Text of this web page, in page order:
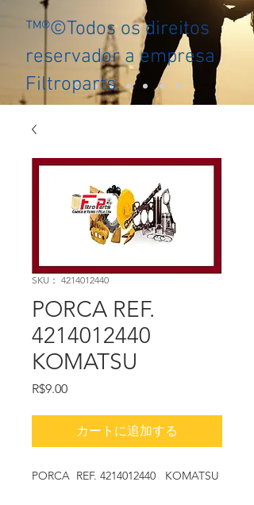
™®©Todos os direitos
reservador a empresa
Filtroparts.
SKU： 4214012440
PORCA REF.
4214012440
KOMATSU
R$9.00価
カートに追加する
PORCA REF. 4214012440 KOMATSU